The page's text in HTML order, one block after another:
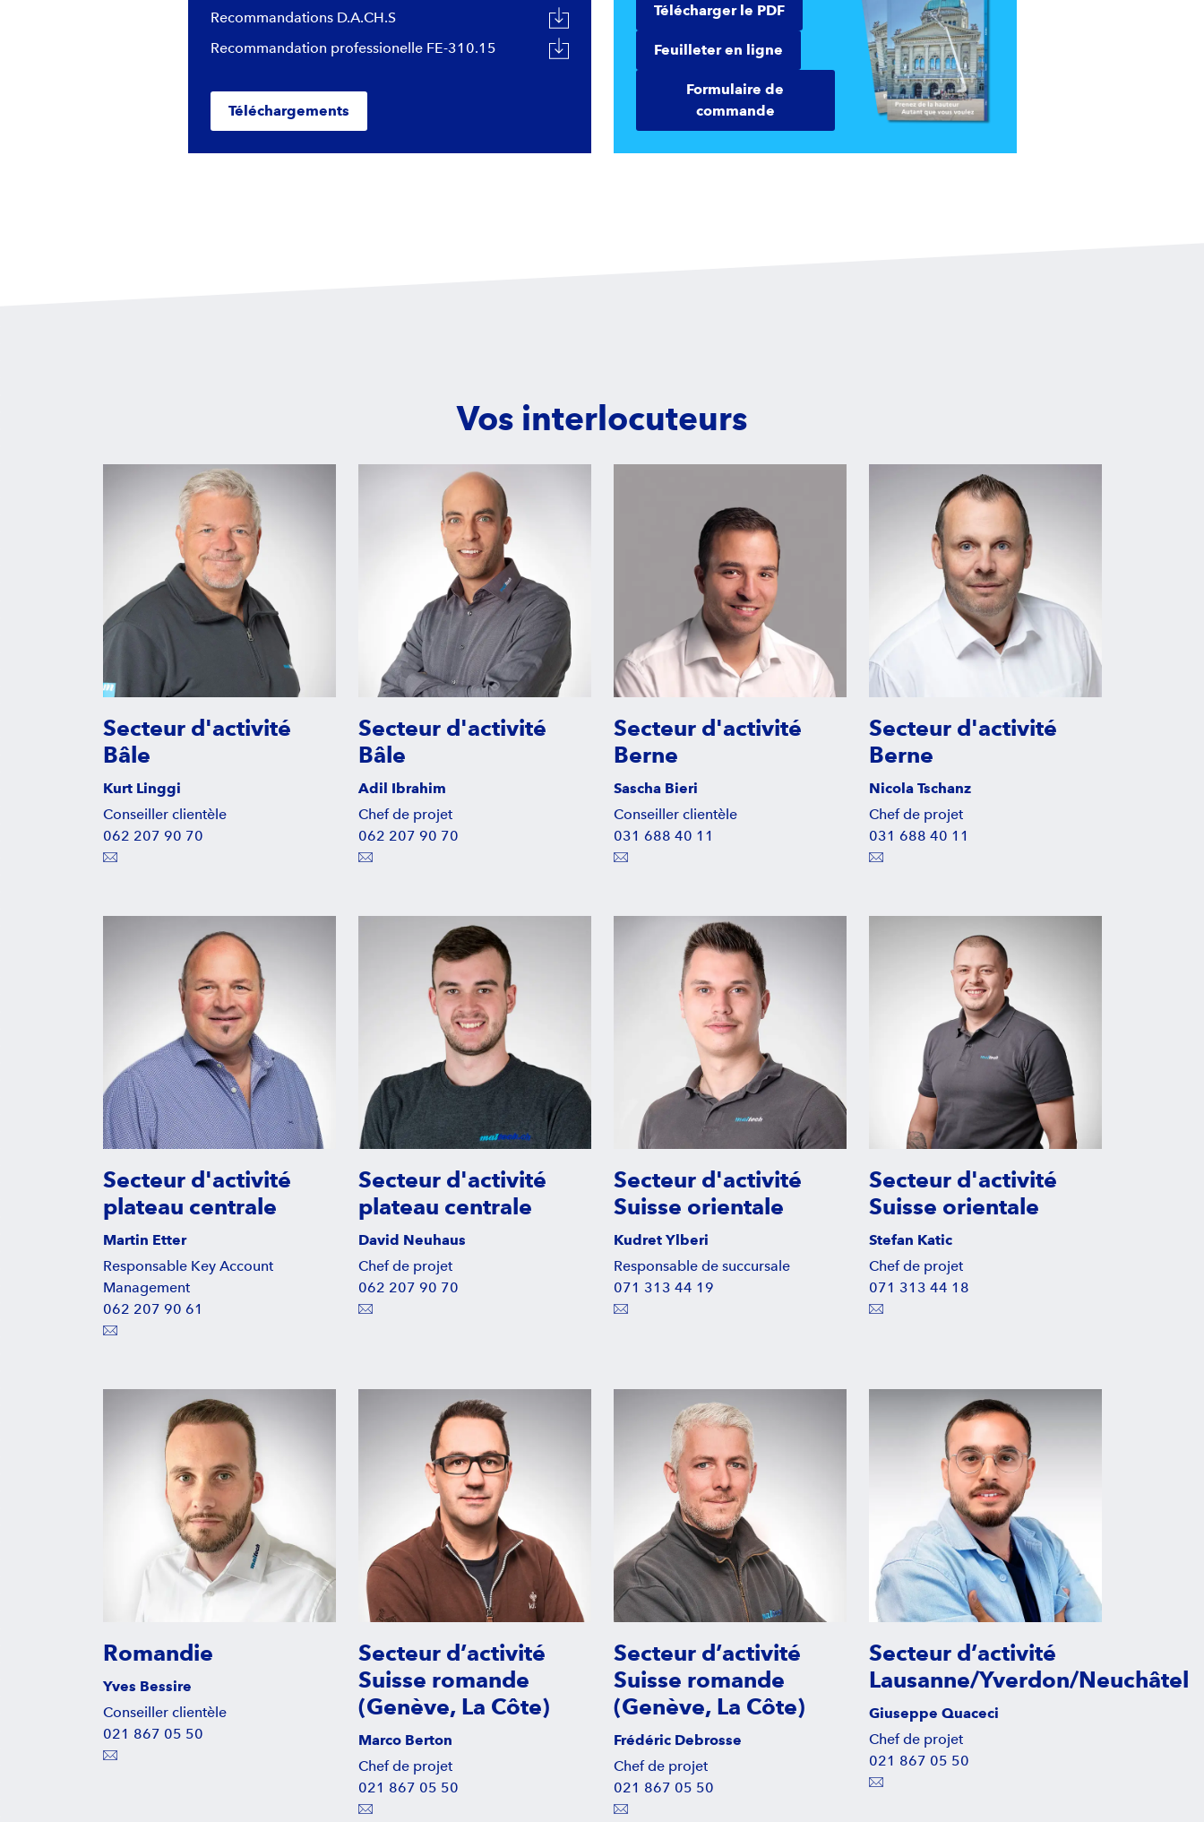
Recommandations D.A.CH.S
Recommandation professionelle FE-310.15
Téléchargements
Télécharger le PDF
Feuilleter en ligne
Formulaire de
commande
Vos interlocuteurs
Secteur d'activité
Bâle
Kurt Linggi
Conseiller clientèle
062 207 90 70
Secteur d'activité
Bâle
Adil Ibrahim
Chef de projet
062 207 90 70
Secteur d'activité
Berne
Sascha Bieri
Conseiller clientèle
031 688 40 11
Secteur d'activité
Berne
Nicola Tschanz
Chef de projet
031 688 40 11
Secteur d'activité
plateau centrale
Martin Etter
Responsable Key Account
Management
062 207 90 61
Secteur d'activité
plateau centrale
David Neuhaus
Chef de projet
062 207 90 70
Secteur d'activité
Suisse orientale
Kudret Ylberi
Responsable de succursale
071 313 44 19
Secteur d'activité
Suisse orientale
Stefan Katic
Chef de projet
071 313 44 18
Romandie
Yves Bessire
Conseiller clientèle
021 867 05 50
Secteur d’activité
Suisse romande
(Genève, La Côte)
Marco Berton
Chef de projet
021 867 05 50
Secteur d’activité
Suisse romande
(Genève, La Côte)
Frédéric Debrosse
Chef de projet
021 867 05 50
Secteur d’activité
Lausanne/Yverdon/Neuchâtel
Giuseppe Quaceci
Chef de projet
021 867 05 50